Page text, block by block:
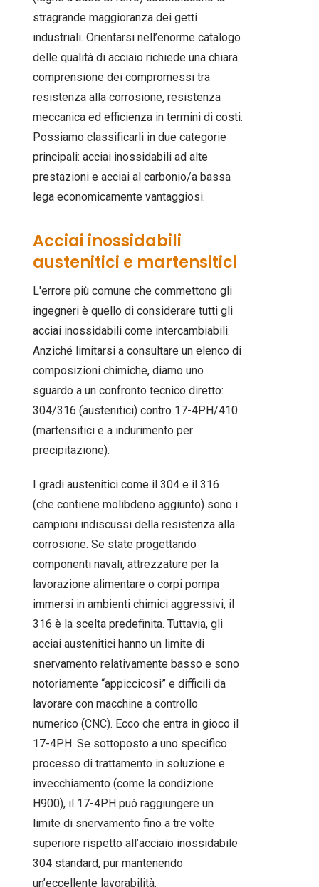
stragrande maggioranza dei getti
industriali. Orientarsi nell’enorme catalogo
delle qualità di acciaio richiede una chiara
comprensione dei compromessi tra
resistenza alla corrosione, resistenza
meccanica ed efficienza in termini di costi.
Possiamo classificarli in due categorie
principali: acciai inossidabili ad alte
prestazioni e acciai al carbonio/a bassa
lega economicamente vantaggiosi.
Acciai inossidabili
austenitici e martensitici
L'errore più comune che commettono gli
ingegneri è quello di considerare tutti gli
acciai inossidabili come intercambiabili.
Anziché limitarsi a consultare un elenco di
composizioni chimiche, diamo uno
sguardo a un confronto tecnico diretto:
304/316 (austenitici) contro 17-4PH/410
(martensitici e a indurimento per
precipitazione).
I gradi austenitici come il 304 e il 316
(che contiene molibdeno aggiunto) sono i
campioni indiscussi della resistenza alla
corrosione. Se state progettando
componenti navali, attrezzature per la
lavorazione alimentare o corpi pompa
immersi in ambienti chimici aggressivi, il
316 è la scelta predefinita. Tuttavia, gli
acciai austenitici hanno un limite di
snervamento relativamente basso e sono
notoriamente “appiccicosi” e difficili da
lavorare con macchine a controllo
numerico (CNC). Ecco che entra in gioco il
17-4PH. Se sottoposto a uno specifico
processo di trattamento in soluzione e
invecchiamento (come la condizione
H900), il 17-4PH può raggiungere un
limite di snervamento fino a tre volte
superiore rispetto all’acciaio inossidabile
304 standard, pur mantenendo
un’eccellente lavorabilità.